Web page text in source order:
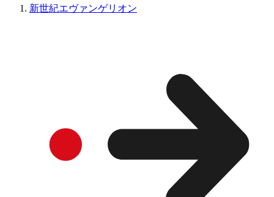
新世紀エヴァンゲリオン